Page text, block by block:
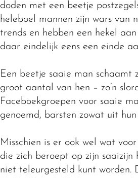
doden met een beetje
heleboel mannen zijn wars van
trends en hebben een hekel
daar eindelijk eens een einde
Een beetje saaie man schaamt
groot aantal van hen – zo’n
Faceboekgroepen voor saaie
genoemd, barsten zowat uit
Misschien is er ook wel wat
die zich beroept op zijn
niet teleurgesteld kunt worden.